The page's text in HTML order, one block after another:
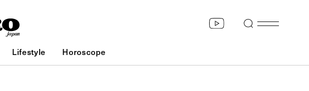
Lifestyle Horoscope